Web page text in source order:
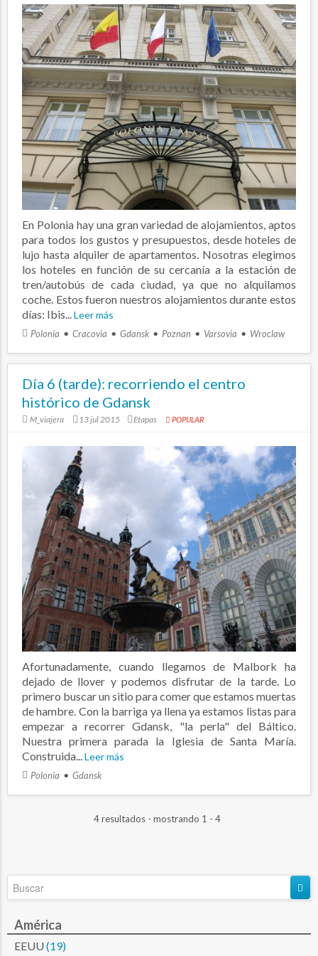
En Polonia hay una gran variedad de alojamientos, aptos
para todos los gustos y presupuestos, desde hoteles de
lujo hasta alquiler de apartamentos. Nosotras elegimos
los hoteles en función de su cercanía a la estación de
tren/autobús de cada ciudad, ya que no alquilamos
coche. Estos fueron nuestros alojamientos durante estos
días: Ibis... Leer más
Polonia Cracovia Gdansk Poznan Varsovia Wroclaw
Día 6 (tarde): recorriendo el centro
histórico de Gdansk
M_viajera 13 jul 2015 Etapas POPULAR
Afortunadamente, cuando llegamos de Malbork ha
dejado de llover y podemos disfrutar de la tarde. Lo
primero buscar un sitio para comer que estamos muertas
de hambre. Con la barriga ya llena ya estamos listas para
empezar a recorrer Gdansk, "la perla" del Báltico.
Nuestra primera parada la Iglesia de Santa María.
Construida...Leer más
Polonia Gdansk
4 resultados - mostrando 1 - 4
América
EEUU (19)